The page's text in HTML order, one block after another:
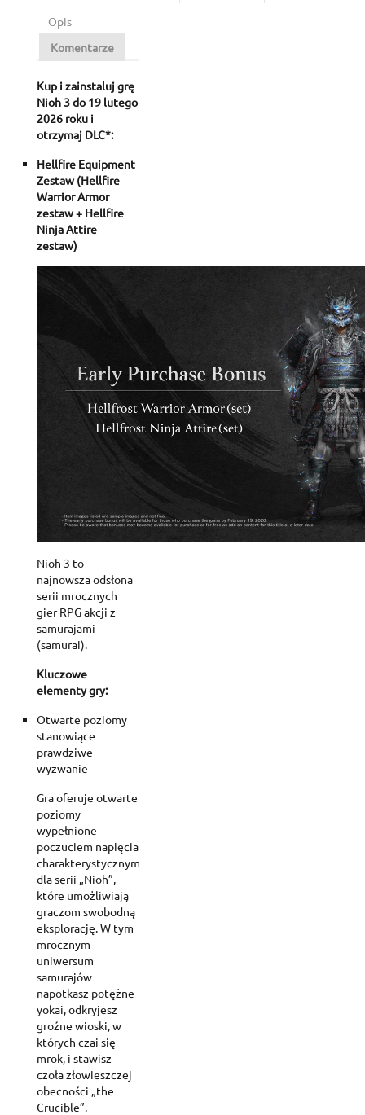
Opis
Komentarze
Kup i zainstaluj grę
Nioh 3 do 19 lutego
2026 roku i
otrzymaj DLC*:
Hellfire Equipment
Zestaw (Hellfire
Warrior Armor
zestaw + Hellfire
Ninja Attire
zestaw)
Nioh 3 to
najnowsza odsłona
serii mrocznych
gier RPG akcji z
samurajami
(samurai).
Kluczowe
elementy gry:
Otwarte poziomy
stanowiące
prawdziwe
wyzwanie
Gra oferuje otwarte
poziomy
wypełnione
poczuciem napięcia
charakterystycznym
dla serii „Nioh”,
które umożliwiają
graczom swobodną
eksplorację. W tym
mrocznym
uniwersum
samurajów
napotkasz potężne
yokai, odkryjesz
groźne wioski, w
których czai się
mrok, i stawisz
czoła złowieszczej
obecności „the
Crucible”.